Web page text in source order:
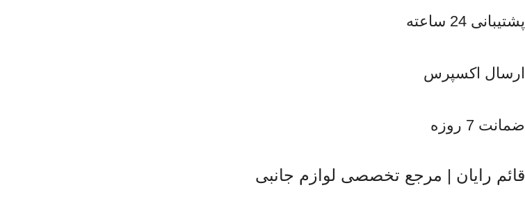
پشتیبانی 24 ساعته
ارسال اکسپرس
ضمانت 7 روزه
قائم رایان | مرجع تخصصی لوازم جانبی